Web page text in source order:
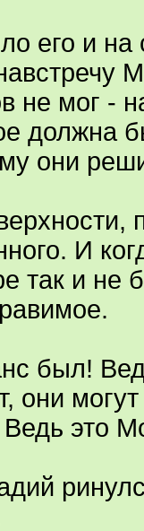
его и
не мог -
должна
они
И
так и не
был!
они
это